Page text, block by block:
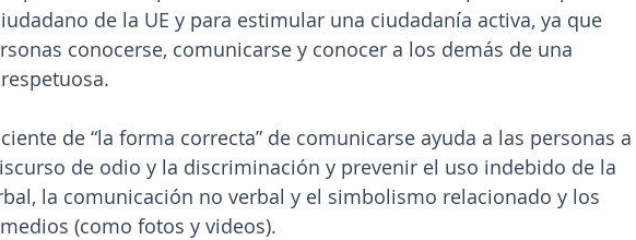
de la UE y para estimular una ciudadanía activa, ya que
conocerse, comunicarse y conocer a los demás de una
de “la forma correcta” de comunicarse ayuda a las personas a
de odio y la discriminación y prevenir el uso indebido de la
la comunicación no verbal y el simbolismo relacionado y los
(como fotos y videos).